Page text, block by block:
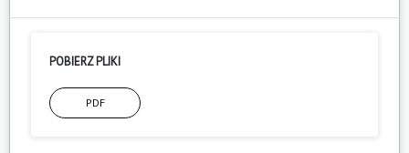
POBIERZ PLIKI
PDF